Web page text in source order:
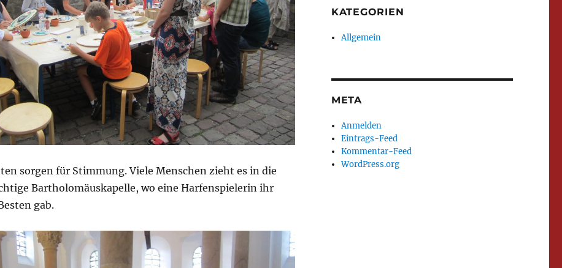
sorgen für Stimmung. Viele Menschen zieht es in die
Bartholomäuskapelle, wo eine Harfenspielerin ihr
gab.
KATEGORIEN
Allgemein
META
Anmelden
Eintrags-Feed
Kommentar-Feed
WordPress.org